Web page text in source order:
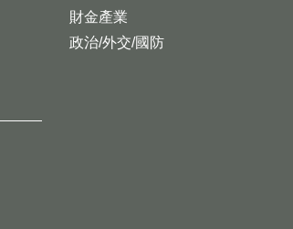
財金產業
政治/外交/國防